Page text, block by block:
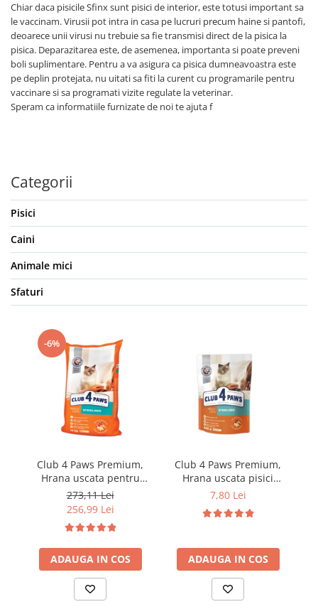
Chiar daca pisicile Sfinx sunt pisici de interior, este totusi important sa
le vaccinam. Virusii pot intra in casa pe lucruri precum haine si pantofi,
deoarece unii virusi nu trebuie sa fie transmisi direct de la pisica la
pisica. Deparazitarea este, de asemenea, importanta si poate preveni
boli suplimentare. Pentru a va asigura ca pisica dumneavoastra este
pe deplin protejata, nu uitati sa fiti la curent cu programarile pentru
vaccinare si sa programati vizite regulate la veterinar.
Speram ca informatiile furnizate de noi te ajuta f
Categorii
Pisici
Caini
Animale mici
Sfaturi
-6%
Club 4 Paws Premium,
Hrana uscata pentru
pisici sterilizate, 14kg
273,11 Lei
256,99 Lei
ADAUGA IN COS
Club 4 Paws Premium,
Hrana uscata pisici
sterilizate, 300g
7,80 Lei
ADAUGA IN COS